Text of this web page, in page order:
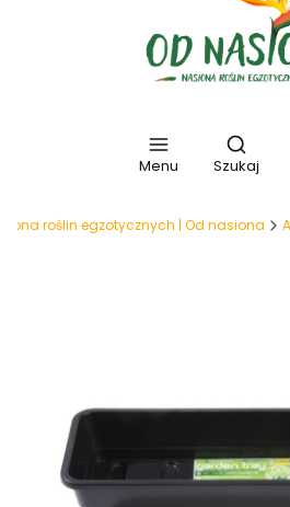
Menu Szukaj
roślin egzotycznych | Od nasiona